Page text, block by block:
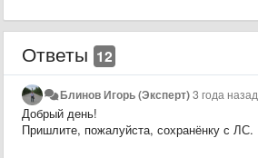
Ответы 12
Блинов Игорь (Эксперт)3 года назад
Добрый день!
Пришлите, пожалуйста, сохранёнку с ЛС.